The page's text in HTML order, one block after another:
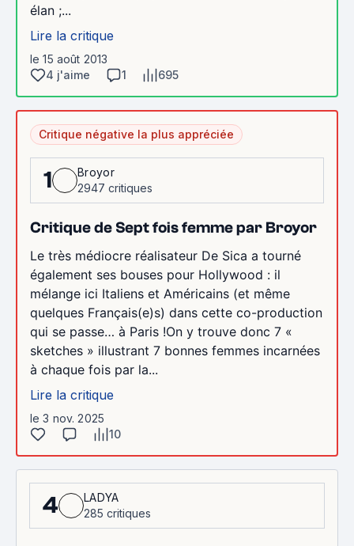
élan ;...
Lire la critique
le 15 août 2013
4 j'aime
1 695
Critique négative la plus appréciée
1
Broyor
2947 critiques
Critique de Sept fois femme par Broyor
Le très médiocre réalisateur De Sica a tourné
également ses bouses pour Hollywood : il
mélange ici Italiens et Américains (et même
quelques Français(e)s) dans cette co-production
qui se passe… à Paris !On y trouve donc 7 «
sketches » illustrant 7 bonnes femmes incarnées
à chaque fois par la...
Lire la critique
le 3 nov. 2025
10
4
LADYA
285 critiques